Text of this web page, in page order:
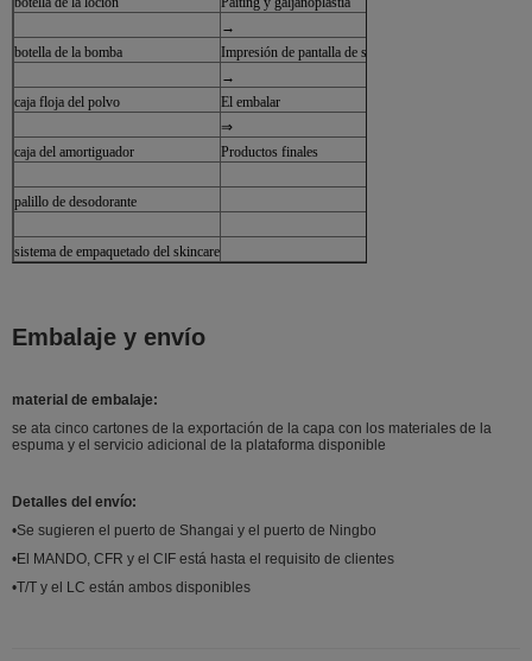
→
botella de la bomba
Impresión de pantalla de seda
→
caja floja del polvo
El embalar
⇒
caja del amortiguador
Productos finales
palillo de desodorante
sistema de empaquetado del skincare
Embalaje y envío
material de embalaje:
se ata cinco cartones de la exportación de la capa con los materiales de la
espuma y el servicio adicional de la plataforma disponible
Detalles del envío:
•Se sugieren el puerto de Shangai y el puerto de Ningbo
•El MANDO, CFR y el CIF está hasta el requisito de clientes
•T/T y el LC están ambos disponibles